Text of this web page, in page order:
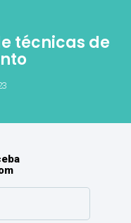
técnicas de